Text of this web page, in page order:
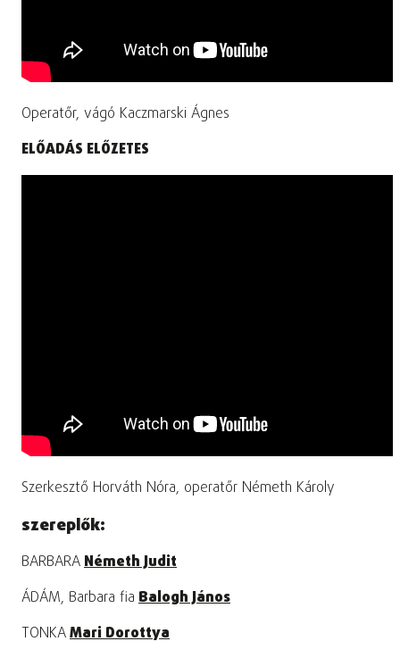
Operatőr, vágó Kaczmarski Ágnes
ELŐADÁS ELŐZETES
Szerkesztő Horváth Nóra, operatőr Németh Károly
szereplők:
BARBARANémeth Judit
ÁDÁM, Barbara fia Balogh János
TONKAMari Dorottya